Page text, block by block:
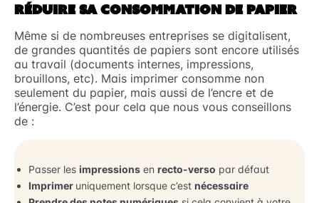
RÉDUIRE SA CONSOMMATION DE PAPIER
Même si de nombreuses entreprises se digitalisent,
de grandes quantités de papiers sont encore utilisés
au travail (documents internes, impressions,
brouillons, etc). Mais imprimer consomme non
seulement du papier, mais aussi de l’encre et de
l’énergie. C’est pour cela que nous vous conseillons
de :
Passer les impressions en recto-verso par défaut
Imprimer uniquement lorsque c’est nécessaire